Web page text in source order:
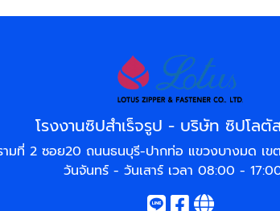
โรงงานซิปสำเร็จรูป - บริษัท ซิปโลตั
ามที่ 2 ซอย20 ถนนธนบุรี-ปากท่อ แขวงบางมด เ
วันจันทร์ - วันเสาร์ เวลา 08:00 -